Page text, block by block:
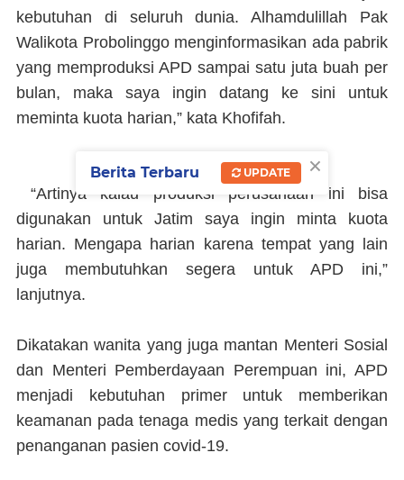
kebutuhan di seluruh dunia. Alhamdulillah Pak
Walikota Probolinggo menginformasikan ada pabrik
yang memproduksi APD sampai satu juta buah per
bulan, maka saya ingin datang ke sini untuk
meminta kuota harian,” kata Khofifah.
“Artinya kalau produksi perusahaan ini bisa
digunakan untuk Jatim saya ingin minta kuota
harian. Mengapa harian karena tempat yang lain
juga membutuhkan segera untuk APD ini,”
lanjutnya.
Dikatakan wanita yang juga mantan Menteri Sosial
dan Menteri Pemberdayaan Perempuan ini, APD
menjadi kebutuhan primer untuk memberikan
keamanan pada tenaga medis yang terkait dengan
penanganan pasien covid-19.
×
Berita Terbaru UPDATE